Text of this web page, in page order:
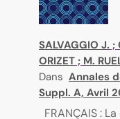
SALVAGGIO J. ;
ORIZET ; M.
Dans Annales
Suppl. A, Avril
FRANÇAIS :